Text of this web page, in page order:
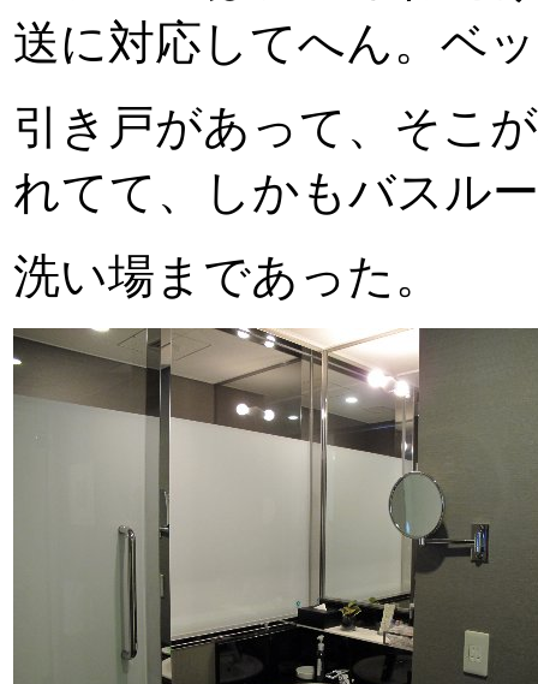
送に対応してへん。ベ
引き戸があって、そこ
れてて、しかもバスル
洗い場まであった。